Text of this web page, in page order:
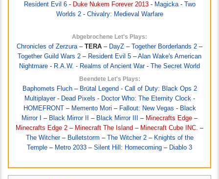
Resident Evil 6- Duke Nukem Forever 2013- Magicka- Two
Worlds 2- Chivalry: Medieval Warfare
Abgebrochene Let's Plays:
Chronicles of Zerzura– TERA – DayZ – Together Borderlands 2 –
Together Guild Wars 2 – Resident Evil 5 –Alan Wake's American
Nightmare - R.A.W. - Realms of Ancient War- The Secret World
Beendete Let's Plays:
Baphomets Fluch– Brütal Legend - Call of Duty: Black Ops 2
Multiplayer- Dead Pixels - Doctor Who: The Eternity Clock-
HOMEFRONT
– Memento Mori – Fallout: New Vegas - Black
Mirror I
– Black Mirror II – Black Mirror III – Minecrafts Edge –
Minecrafts Edge 2 – Minecraft The Island – Minecraft Cube INC. –
The Witcher– Bulletstorm – The Witcher 2– Knights of the
Temple – Metro 2033 – Silent Hill: Homecoming – Diablo 3